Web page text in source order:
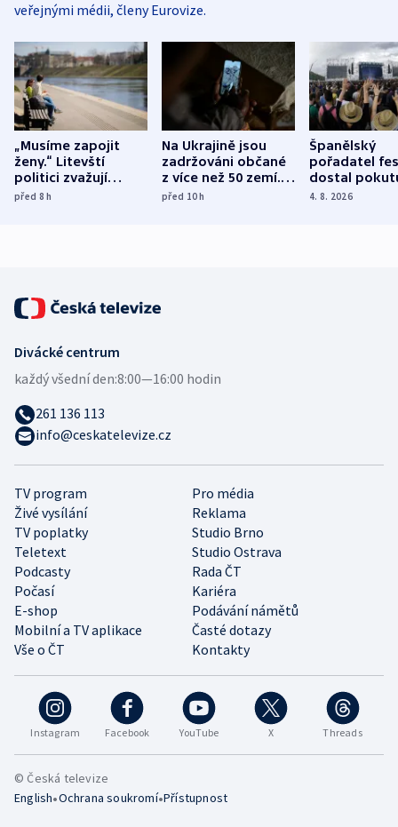
veřejnými médii, členy Eurovize.
„Musíme zapojit
ženy.“ Litevští
politici zvažují
dohodu o
před 8h
Na Ukrajině jsou
zadržováni občané
z více než 50 zemí.
Bojovali na straně
před 10h
Španělský
pořadatel
dostal
nekalé
4. 8. 2026
Instagram Facebook YouTube X Threads
TV program
Pro média
Živé vysílání
Reklama
TV poplatky
Studio Brno
Teletext
Studio Ostrava
Podcasty
Rada ČT
Počasí
Kariéra
E-shop
Podávání námětů
Mobilní a TV aplikace
Časté dotazy
Vše o ČT
Kontakty
Divácké centrum
každý všední den:8:00—16:00 hodin
261 136 113
info@ceskatelevize.cz
© Česká televize
English•Ochrana soukromí•Přístupnost